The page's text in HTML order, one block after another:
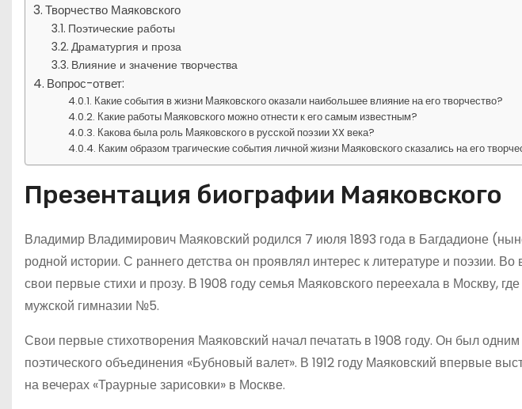
Творчество Маяковского
Поэтические работы
Драматургия и проза
Влияние и значение творчества
Вопрос-ответ:
Какие события в жизни Маяковского оказали наибольшее влияние на его творчество?
Какие работы Маяковского можно отнести к его самым известным?
Какова была роль Маяковского в русской поэзии XX века?
Каким образом трагические события личной жизни Маяковского сказались на его
Презентация биографии Маяковского
Владимир Владимирович Маяковский родился 7 июля 1893 года в Багдадионе
родной истории. С раннего детства он проявлял интерес к литературе и поэзии.
свои первые стихи и прозу. В 1908 году семья Маяковского переехала в Москву,
мужской гимназии №5.
Свои первые стихотворения Маяковский начал печатать в 1908 году. Он был
поэтического объединения «Бубновый валет». В 1912 году Маяковский впервые
на вечерах «Траурные зарисовки» в Москве.